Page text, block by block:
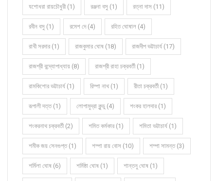
যশোধরা রায়চৌধুরী (1) রঞ্জনা বসু (1) রত্না দাস (11)
রবীন বসু (1) রমেশ দে (4) রহিত ঘোষাল (4)
রাখী সরদার (1) রাজকুমার ঘোষ (18) রাজদীপ ভট্টাচার্য (17)
রাজশ্রী বন্দ্যোপাধ্যায় (8) রাজশ্রী রাহা চক্রবর্তী (1)
রামকিশোর ভট্টাচার্য (1) রিম্পা নাথ (1) রীতা চক্রবর্তী (1)
রূপালী দত্ত (1) লোপামুদ্রা কুন্ডু (4) শংকর হালদার (1)
শংকরনাথ চক্রবর্তী (2) শমিত কর্মকার (1) শমিতা ভট্টাচার্য (1)
শমীক জয় সেনগুপ্ত (1) শম্পা রায় বোস (10) শম্পা সামন্ত (3)
শর্মিলা ঘোষ (6) শর্মিষ্ঠা ঘোষ (1) শান্তনু ঘোষ (1)